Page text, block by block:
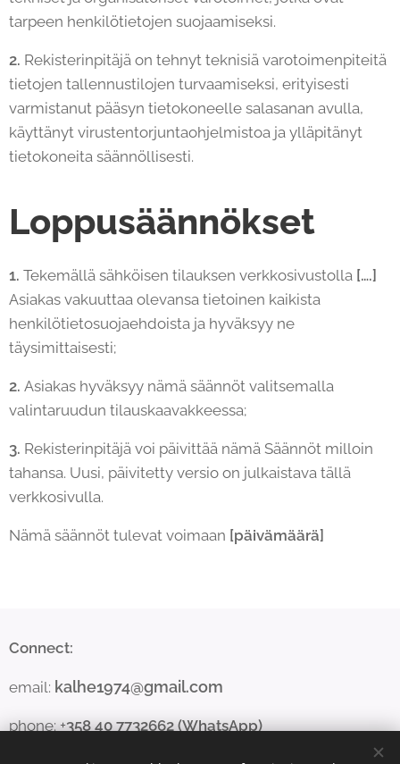
tarpeen henkilötietojen suojaamiseksi.
2. Rekisterinpitäjä on tehnyt teknisiä varotoimenpiteitä
tietojen tallennustilojen turvaamiseksi, erityisesti
varmistanut pääsyn tietokoneelle salasanan avulla,
käyttänyt virustentorjuntaohjelmistoa ja ylläpitänyt
tietokoneita säännöllisesti.
Loppusäännökset
1. Tekemällä sähköisen tilauksen verkkosivustolla [….]
Asiakas vakuuttaa olevansa tietoinen kaikista
henkilötietosuojaehdoista ja hyväksyy ne
täysimittaisesti;
2. Asiakas hyväksyy nämä säännöt valitsemalla
valintaruudun tilauskaavakkeessa;
3. Rekisterinpitäjä voi päivittää nämä Säännöt milloin
tahansa. Uusi, päivitetty versio on julkaistava tällä
verkkosivulla.
Nämä säännöt tulevat voimaan [päivämäärä]
Connect:
email: kalhe1974@gmail.com
phone: +358 40 7732662 (WhatsApp)